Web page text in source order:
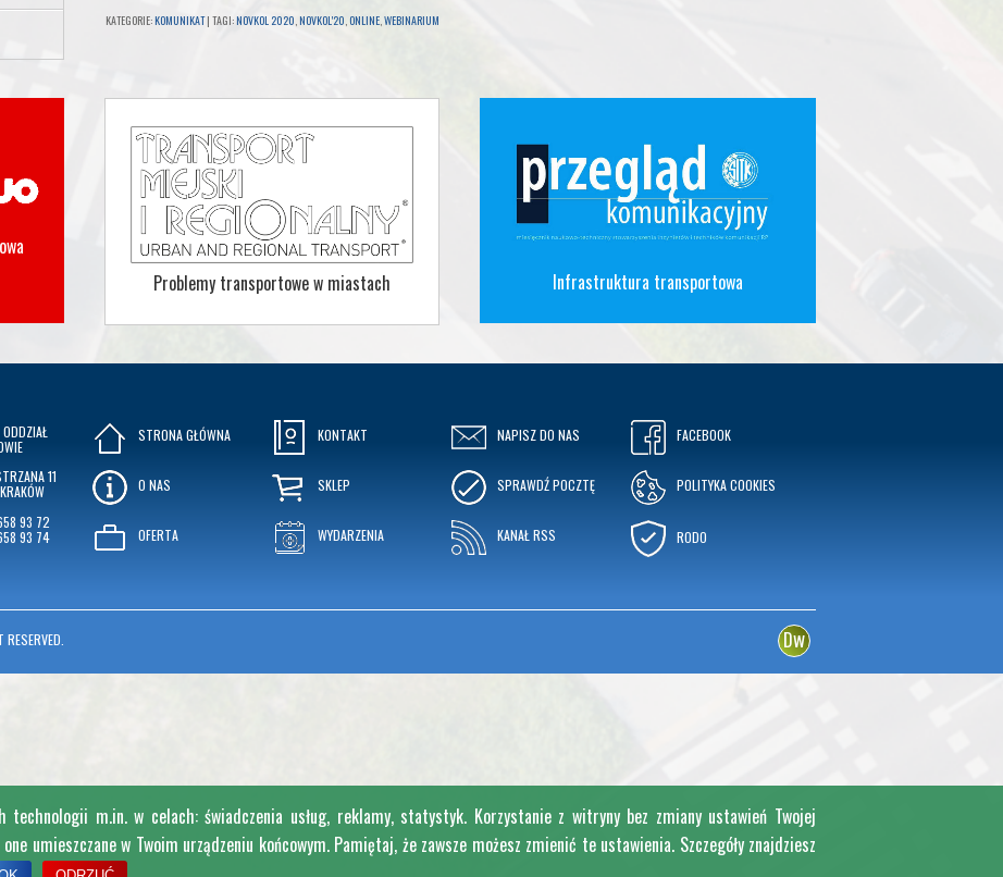
KATEGORIE:KOMUNIKAT | TAGI:NOVKOL 2020 NOVKOL'20 ONLINE WEBINARIUM
Problemy transportowe w miastach
Infrastruktura transportowa
11
93 72
93 74
STRONA GŁÓWNA
O NAS
OFERTA
KONTAKT
SKLEP
WYDARZENIA
NAPISZ DO NAS
SPRAWDŹ POCZTĘ
KANAŁ RSS
FACEBOOK
POLITYKA COOKIES
RODO
Dw
technologii m.in. w celach: świadczenia usług, reklamy, statystyk. Korzystanie z witryny bez zmiany ustawień Twojej
umieszczane w Twoim urządzeniu końcowym. Pamiętaj, że zawsze możesz zmienić te ustawienia. Szczegóły znajdziesz